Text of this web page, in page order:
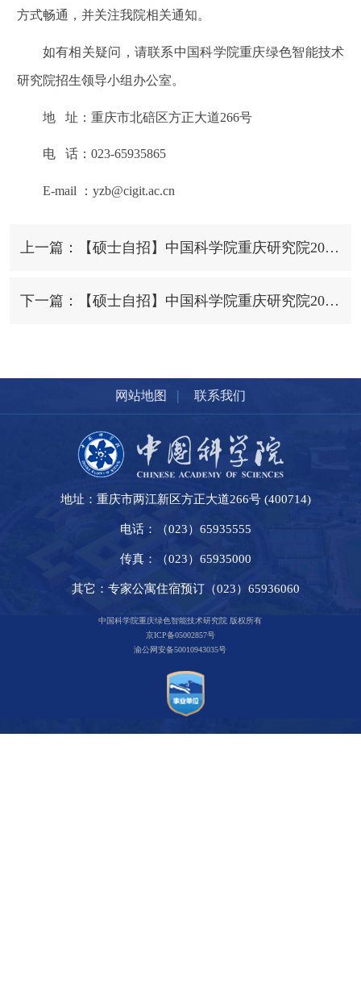
方式畅通，并关注我院相关通知。
如有相关疑问，请联系中国科学院重庆绿色智能技术
研究院招生领导小组办公室。
地 址：重庆市北碚区方正大道266号
电 话：023-65935865
E-mail ：yzb@cigit.ac.cn
上一篇：【硕士自招】中国科学院重庆研究院2025年硕士研究生招生拟录取名单（第二批）
下一篇：【硕士自招】中国科学院重庆研究院2025年硕士研究生招生复试规程
网站地图 | 联系我们
地址：重庆市两江新区方正大道266号 (400714)
电话：（023）65935555
传真：（023）65935000
其它：专家公寓住宿预订（023）65936060
中国科学院重庆绿色智能技术研究院 版权所有
京ICP备05002857号
渝公网安备50010943035号